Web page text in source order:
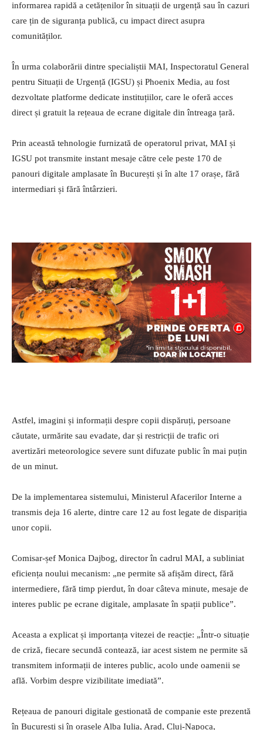
informarea rapidă a cetățenilor în situații de urgență sau în cazuri
care țin de siguranța publică, cu impact direct asupra
comunităților.
În urma colaborării dintre specialiștii MAI, Inspectoratul General
pentru Situații de Urgență (IGSU) și Phoenix Media, au fost
dezvoltate platforme dedicate instituțiilor, care le oferă acces
direct și gratuit la rețeaua de ecrane digitale din întreaga țară.
Prin această tehnologie furnizată de operatorul privat, MAI și
IGSU pot transmite instant mesaje către cele peste 170 de
panouri digitale amplasate în București și în alte 17 orașe, fără
intermediari și fără întârzieri.
Astfel, imagini și informații despre copii dispăruți, persoane
căutate, urmărite sau evadate, dar și restricții de trafic ori
avertizări meteorologice severe sunt difuzate public în mai puțin
de un minut.
De la implementarea sistemului, Ministerul Afacerilor Interne a
transmis deja 16 alerte, dintre care 12 au fost legate de dispariția
unor copii.
Comisar-șef Monica Dajbog, director în cadrul MAI, a subliniat
eficiența noului mecanism: „ne permite să afișăm direct, fără
intermediere, fără timp pierdut, în doar câteva minute, mesaje de
interes public pe ecrane digitale, amplasate în spații publice”.
Aceasta a explicat și importanța vitezei de reacție: „Într-o situație
de criză, fiecare secundă contează, iar acest sistem ne permite să
transmitem informații de interes public, acolo unde oamenii se
află. Vorbim despre vizibilitate imediată”.
Rețeaua de panouri digitale gestionată de companie este prezentă
în București și în orașele Alba Iulia, Arad, Cluj-Napoca,